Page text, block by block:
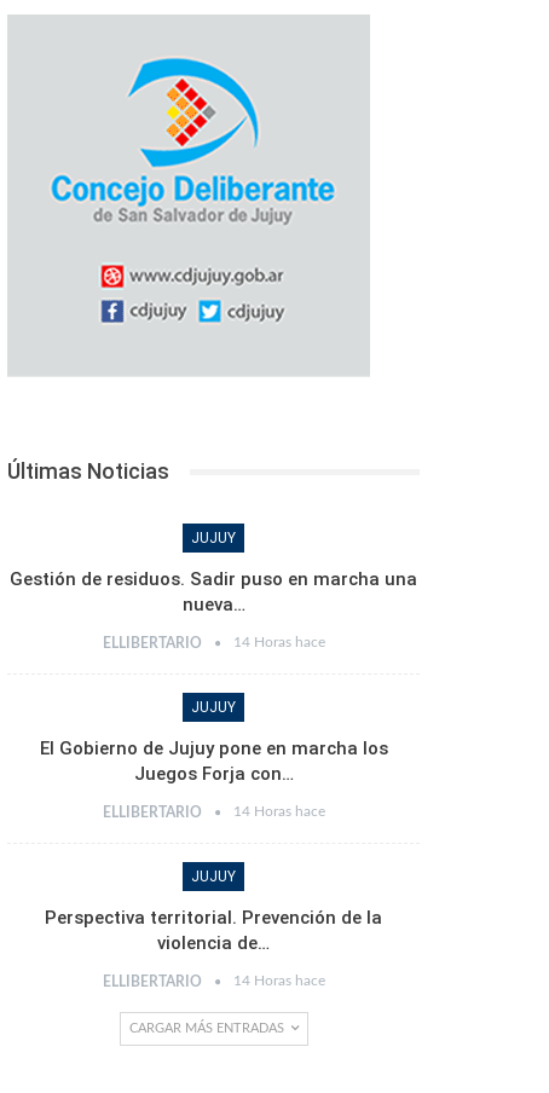
Últimas Noticias
JUJUY
Gestión de residuos. Sadir puso en marcha una
nueva…
ELLIBERTARIO 14 Horas hace
JUJUY
El Gobierno de Jujuy pone en marcha los
Juegos Forja con…
ELLIBERTARIO 14 Horas hace
JUJUY
Perspectiva territorial. Prevención de la
violencia de…
ELLIBERTARIO 14 Horas hace
CARGAR MÁS ENTRADAS